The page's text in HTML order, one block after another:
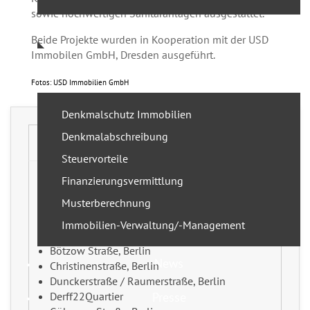
Service
Denkmalschutz Immobilien
Denkmalabschreibung
Steuervorteile
Finanzierungsvermittlung
Musterberechnung
Immobilien-Verwaltung/-Management
News
sowie hochwertigen Sanitäranlagen ausgestattet.
Beide Projekte wurden in Kooperation mit der USD
Immobilen GmbH, Dresden ausgeführt.
Fotos: USD Immobilien GmbH
REFERENZEN (AUSZUG)
Alexanderstraße, Hamburg
Bänschstraße, Berlin
BuckauQuartier, Magdeburg
Bötzow Straße, Berlin
Christinenstraße, Berlin
Dunckerstraße / Raumerstraße, Berlin
Derff22Quartier